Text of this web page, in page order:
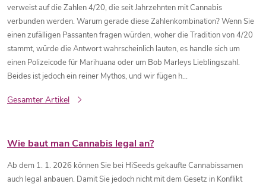
verweist auf die Zahlen 4/20, die seit Jahrzehnten mit Cannabis
verbunden werden. Warum gerade diese Zahlenkombination? Wenn Sie
einen zufälligen Passanten fragen würden, woher die Tradition von 4/20
stammt, würde die Antwort wahrscheinlich lauten, es handle sich um
einen Polizeicode für Marihuana oder um Bob Marleys Lieblingszahl.
Beides ist jedoch ein reiner Mythos, und wir fügen h...
Gesamter Artikel
Wie baut man Cannabis legal an?
Ab dem 1. 1. 2026 können Sie bei HiSeeds gekaufte Cannabissamen
auch legal anbauen. Damit Sie jedoch nicht mit dem Gesetz in Konflikt